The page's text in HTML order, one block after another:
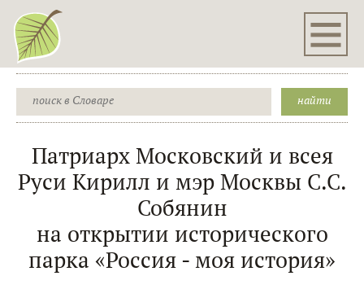
Патриарх Московский и всея
Руси Кирилл и мэр Москвы С.С.
Собянин
на открытии исторического
парка «Россия - моя история»